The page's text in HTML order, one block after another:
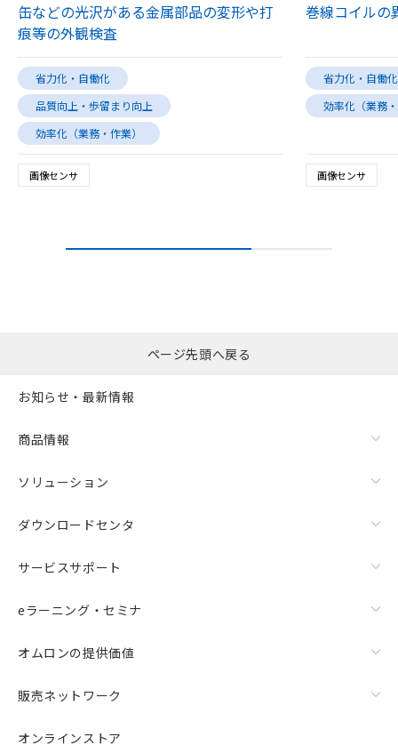
缶などの光沢がある金属部品の変形や打
痕等の外観検査
省力化・自働化
品質向上・歩留まり向上
効率化（業務・作業）
画像センサ
巻線コイルの
省力化・自働化
効率化（業務
画像センサ
ページ先頭へ戻る
お知らせ・最新情報
商品情報
ソリューション
ダウンロードセンタ
サービスサポート
eラーニング・セミナ
オムロンの提供価値
販売ネットワーク
オンラインストア